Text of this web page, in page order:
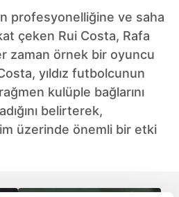
profesyonelliğine ve saha
çeken Rui Costa, Rafa
zaman örnek bir oyuncu
yıldız futbolcunun
kulüple bağlarını
belirterek,
üzerinde önemli bir etki